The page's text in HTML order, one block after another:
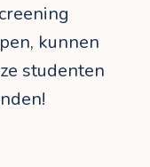
kunnen
studenten